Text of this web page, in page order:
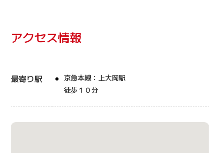
アクセス情報
最寄り駅
京急本線：上大岡駅
徒歩１０分